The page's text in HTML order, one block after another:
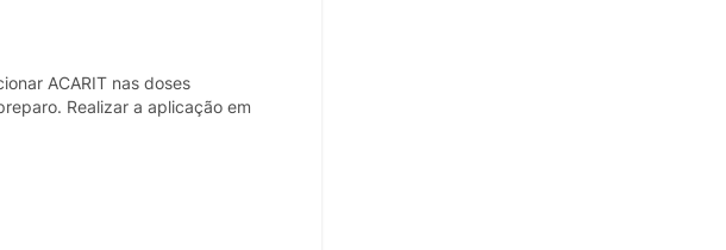
ACARIT nas doses
Realizar a aplicação em